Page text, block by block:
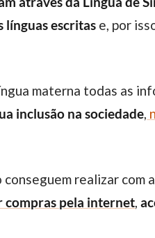
línguas escritas e, por
materna todas as
inclusão na sociedade,
conseguem realizar
compras pela internet,